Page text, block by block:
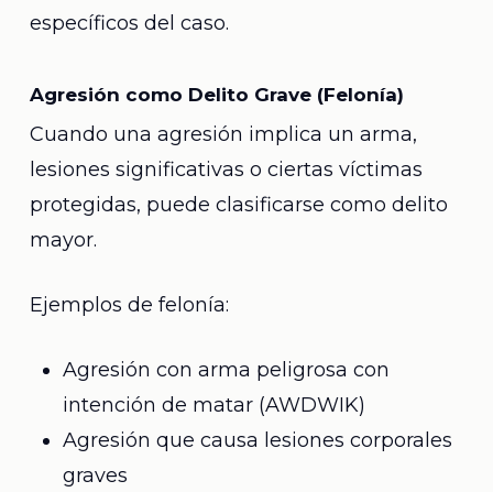
específicos del caso.
Agresión como Delito Grave (Felonía)
Cuando una agresión implica un arma,
lesiones significativas o ciertas víctimas
protegidas, puede clasificarse como delito
mayor.
Ejemplos de felonía:
Agresión con arma peligrosa con
intención de matar (AWDWIK)
Agresión que causa lesiones corporales
graves